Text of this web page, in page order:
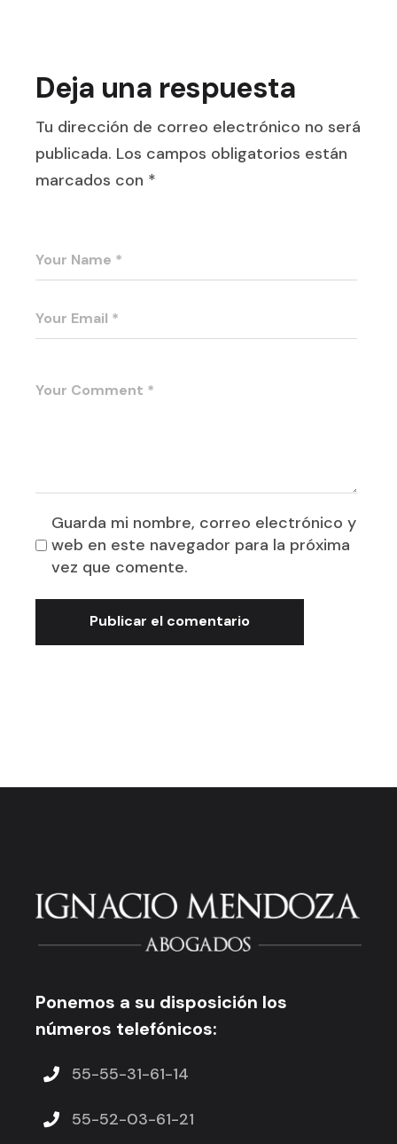
Deja una respuesta
Tu dirección de correo electrónico no será
publicada. Los campos obligatorios están
marcados con *
Guarda mi nombre, correo electrónico y
web en este navegador para la próxima
vez que comente.
Publicar el comentario
Ponemos a su disposición los
números telefónicos:
55-55-31-61-14
55-52-03-61-21